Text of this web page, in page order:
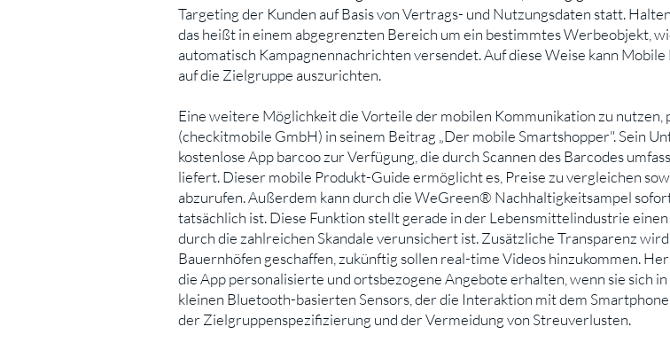
Targeting der Kunden auf Basis von Vertrags- und Nutzungsdaten statt.
das heißt in einem abgegrenzten Bereich um ein bestimmtes Werbeobjekt,
automatisch Kampagnennachrichten versendet. Auf diese Weise kann
auf die Zielgruppe auszurichten.
Eine weitere Möglichkeit die Vorteile der mobilen Kommunikation zu
(checkitmobile GmbH) in seinem Beitrag „Der mobile Smartshopper". Sein
kostenlose App barcoo zur Verfügung, die durch Scannen des Barcodes
liefert. Dieser mobile Produkt-Guide ermöglicht es, Preise zu vergleichen
abzurufen. Außerdem kann durch die WeGreen® Nachhaltigkeitsampel
tatsächlich ist. Diese Funktion stellt gerade in der Lebensmittelindustrie
durch die zahlreichen Skandale verunsichert ist. Zusätzliche Transparenz
Bauernhöfen geschaffen, zukünftig sollen real-time Videos hinzukommen.
die App personalisierte und ortsbezogene Angebote erhalten, wenn sie sich
kleinen Bluetooth-basierten Sensors, der die Interaktion mit dem
der Zielgruppenspezifizierung und der Vermeidung von Streuverlusten.